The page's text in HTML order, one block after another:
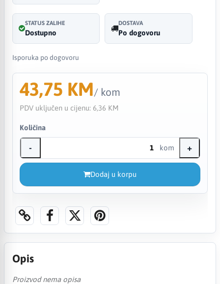
STATUS ZALIHE
Dostupno
DOSTAVA
Po dogovoru
Isporuka po dogovoru
43,75 KM/ kom
PDV uključen u cijenu: 6,36 KM
Količina
- kom +
Dodaj u korpu
Opis
Proizvod nema opisa